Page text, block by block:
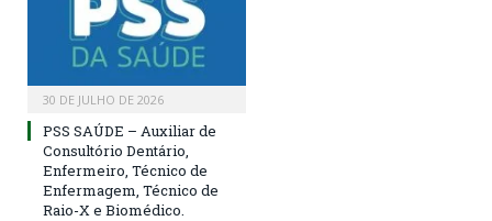
30 DE JULHO DE 2026
PSS SAÚDE – Auxiliar de
Consultório Dentário,
Enfermeiro, Técnico de
Enfermagem, Técnico de
Raio-X e Biomédico.